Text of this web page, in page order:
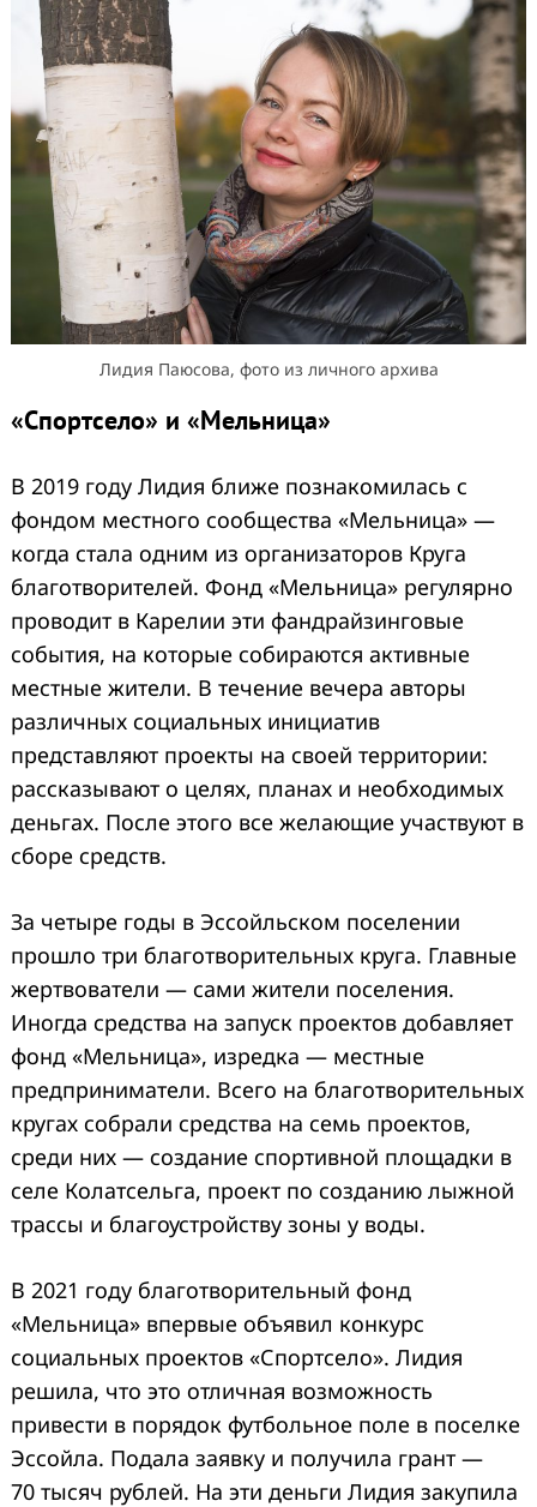
Лидия Паюсова, фото из личного архива
«Спортсело» и «Мельница»
В 2019 году Лидия ближе познакомилась с
фондом местного сообщества «Мельница» —
когда стала одним из организаторов Круга
благотворителей. Фонд «Мельница» регулярно
проводит в Карелии эти фандрайзинговые
события, на которые собираются активные
местные жители. В течение вечера авторы
различных социальных инициатив
представляют проекты на своей территории:
рассказывают о целях, планах и необходимых
деньгах. После этого все желающие участвуют в
сборе средств.
За четыре годы в Эссойльском поселении
прошло три благотворительных круга. Главные
жертвователи — сами жители поселения.
Иногда средства на запуск проектов добавляет
фонд «Мельница», изредка — местные
предприниматели. Всего на благотворительных
кругах собрали средства на семь проектов,
среди них — создание спортивной площадки в
селе Колатсельга, проект по созданию лыжной
трассы и благоустройству зоны у воды.
В 2021 году благотворительный фонд
«Мельница» впервые объявил конкурс
социальных проектов «Спортсело». Лидия
решила, что это отличная возможность
привести в порядок футбольное поле в поселке
Эссойла. Подала заявку и получила грант —
70 тысяч рублей. На эти деньги Лидия закупила